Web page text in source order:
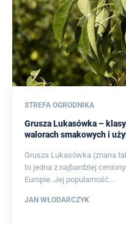
STREFA OGRODNIKA
Grusza Lukasówka –
walorach smakowych i
Grusza Lukasówka (znana
to jedna z najbardziej
Europie. Jej popularność...
JAN WŁODARCZYK